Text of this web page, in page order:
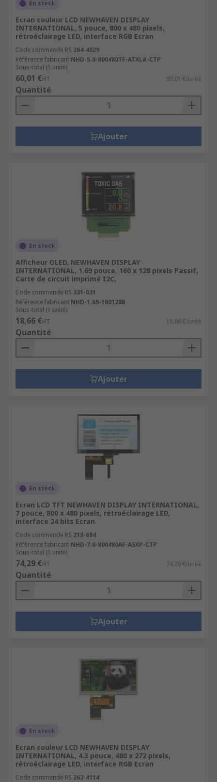
En stock
Ecran couleur LCD NEWHAVEN DISPLAY
INTERNATIONAL, 5 pouce, 800 x 480 pixels,
rétroéclairage LED, interface RGB Ecran
Code commande RS 264-4029
Référence fabricant NHD-5.0-800480TF-ATXL#-CTP
Sous-total (1 unité)
60,01 €HT 60,01 €/unité
Quantité
Ajouter
En stock
Afficheur OLED, NEWHAVEN DISPLAY
INTERNATIONAL, 1.69 pouce, 160 x 128 pixels Passif,
Carte de circuit imprimé I2C,
Code commande RS 331-031
Référence fabricant NHD-1.69-160128B
Sous-total (1 unité)
18,66 €HT 18,66 €/unité
Quantité
Ajouter
En stock
Ecran LCD TFT NEWHAVEN DISPLAY INTERNATIONAL,
7 pouce, 800 x 480 pixels, rétroéclairage LED,
interface 24 bits Ecran
Code commande RS 218-684
Référence fabricant NHD-7.0-800480AF-ASXP-CTP
Sous-total (1 unité)
74,29 €HT 74,29 €/unité
Quantité
Ajouter
En stock
Ecran couleur LCD NEWHAVEN DISPLAY
INTERNATIONAL, 4.3 pouce, 480 x 272 pixels,
rétroéclairage LED, interface RGB Ecran
Code commande RS 262-4114